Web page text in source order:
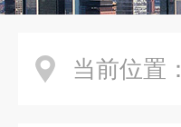
当前位置：